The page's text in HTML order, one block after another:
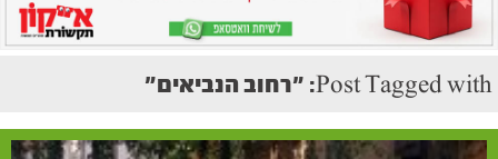
Post Tagged with: "רחוב הנביאים"